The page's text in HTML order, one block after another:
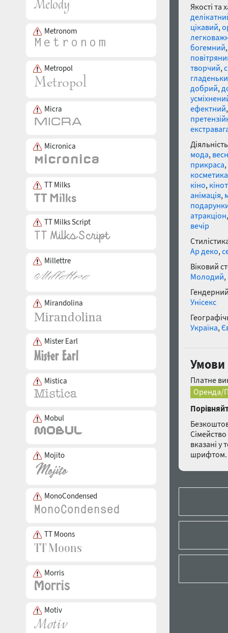
Metronom
Metropol
Micra
Micronica
TT Milks
TT Milks Script
Millettre
Mirandolina
Mister Earl
Mistica
Mobul
Mojito
MonoCondensed
TT Moons
Morris
Motiv
Якості та
цікавий,
богемний
творчий,
добрий,
ефектний
мода,
прикраса,
косметика
кіно,
анімація,
атракціон
вечір
Ар деко,
Віковий
Молодий,
Унісекс
Україна,
Умови
Платне
Оренда/
вказані у
шрифтом.